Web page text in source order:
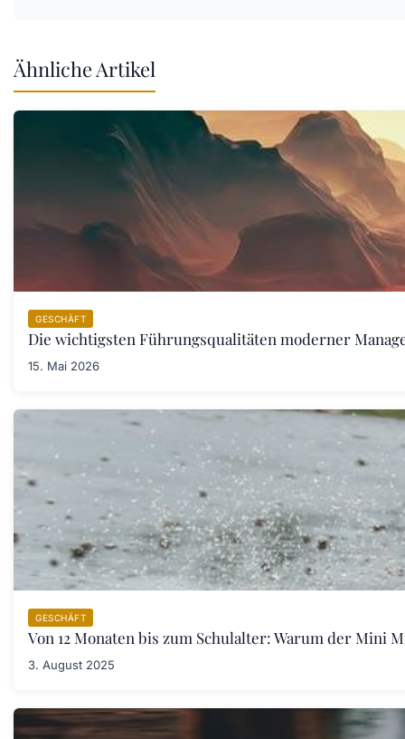
Ähnliche Artikel
GESCHÄFT
Die wichtigsten Führungsqualitäten moderner
15. Mai 2026
GESCHÄFT
Von 12 Monaten bis zum Schulalter: Warum der Mini
3. August 2025